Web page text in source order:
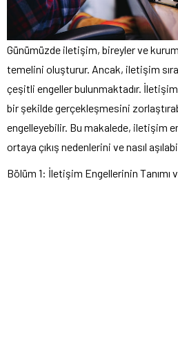
Günümüzde iletişim, bireyler ve
temelini oluşturur. Ancak, iletişim
çeşitli engeller bulunmaktadır.
bir şekilde gerçekleşmesini
engelleyebilir. Bu makalede, iletişim
ortaya çıkış nedenlerini ve nasıl
Bölüm 1: İletişim Engellerinin Tanımı